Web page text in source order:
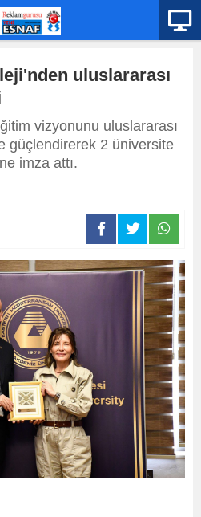
uluslararası
vizyonunu uluslararası
güçlendirerek 2 üniversite
imza attı.